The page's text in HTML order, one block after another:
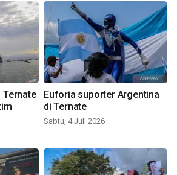
Ternate
Euforia suporter Argentina
di Ternate
Sabtu, 4 Juli 2026